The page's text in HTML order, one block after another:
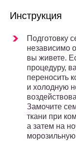
Инструкция
Подготовку
независимо
вы живете.
процедуру,
переносить
и холодную
Замочите
ткани при
а затем на